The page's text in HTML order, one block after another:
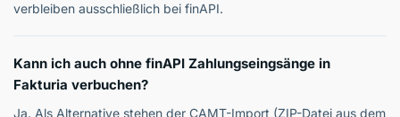
verbleiben ausschließlich bei finAPI.
Kann ich auch ohne finAPI Zahlungseingsänge in
Fakturia verbuchen?
Ja. Als Alternative stehen der CAMT-Import (ZIP-Datei aus dem